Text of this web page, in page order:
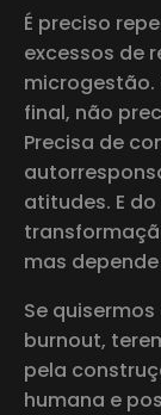
É preciso
excessos de
microgestão.
final, não
Precisa de
atitudes. E
mas
Se
burnout,
pela
humana e